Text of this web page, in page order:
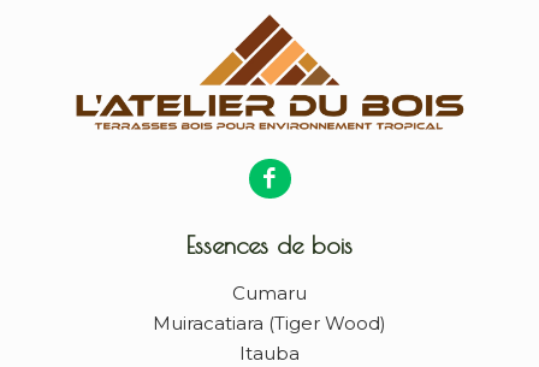
Essences de bois
Cumaru
Muiracatiara (Tiger Wood)
Itauba